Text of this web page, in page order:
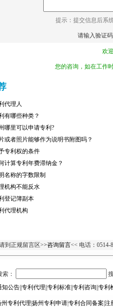
提示：提交信息后系
请输入验证码
欢
您的咨询，如在工作
代理人
有哪些种类？
哪里可以申请专利?
或者照片能够作为说明书附图吗？
专利权的条件
计算专利年费滞纳金？
名称的字数限制
机构不能反水
登记簿副本
代理机构
到正规留言区>>咨询留言<< 电话：0514-
：
知公告 专利代理 专利标准 专利咨询 专利
州专利代理 扬州专利申请|专利合同备案 注